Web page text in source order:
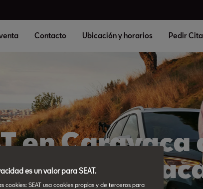
Contacto Ubicación y horarios Pedir
en Caravaca
es un valor para SEAT.
cookies: SEAT usa cookies propias y de terceros para